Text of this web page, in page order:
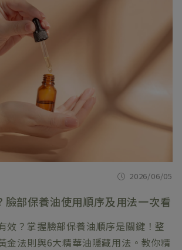
2026/06/05
臉部保養油使用順序及用法一次看
效？掌握臉部保養油順序是關鍵！整
金法則與6大精華油隱藏用法。教你精